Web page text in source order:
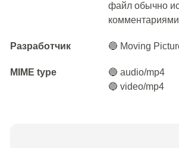
файл обычно
Разработчик 🔵 Moving
MIME type
🔵 audio/mp4
🔵 video/mp4